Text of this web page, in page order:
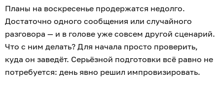
Планы на воскресенье продержатся недолго.
Достаточно одного сообщения или случайного
разговора — и в голове уже совсем другой сценарий.
Что с ним делать? Для начала просто проверить,
куда он заведёт. Серьёзной подготовки всё равно не
потребуется: день явно решил импровизировать.